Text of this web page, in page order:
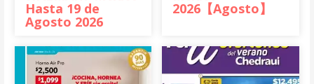
Hasta 19 de
Agosto 2026
2026【Agosto】